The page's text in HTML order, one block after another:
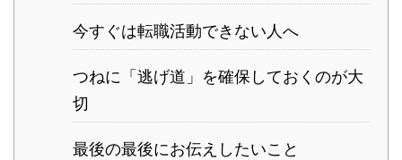
今すぐは転職活動できない人へ
つねに「逃げ道」を確保しておくのが大
切
最後の最後にお伝えしたいこと